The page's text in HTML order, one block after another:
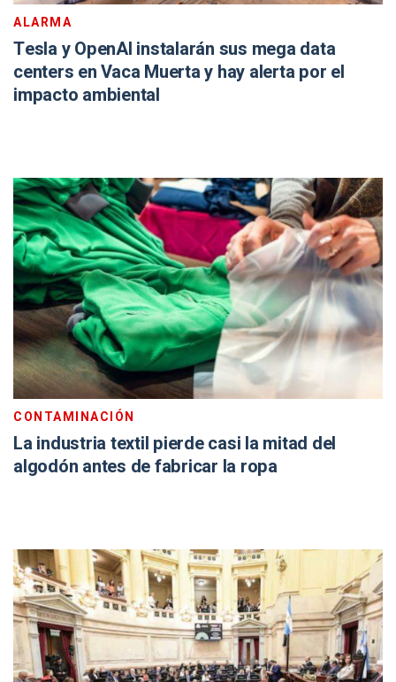
ALARMA
Tesla y OpenAI instalarán sus mega data
centers en Vaca Muerta y hay alerta por el
impacto ambiental
CONTAMINACIÓN
La industria textil pierde casi la mitad del
algodón antes de fabricar la ropa